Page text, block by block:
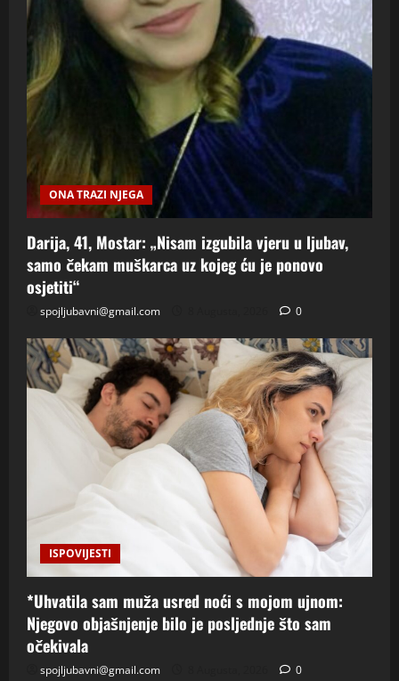
ONA TRAZI NJEGA
Darija, 41, Mostar: „Nisam izgubila vjeru u ljubav,
samo čekam muškarca uz kojeg ću je ponovo
osjetiti“
spojljubavni@gmail.com 0
ISPOVIJESTI
*Uhvatila sam muža usred noći s mojom ujnom:
Njegovo objašnjenje bilo je posljednje što sam
očekivala
spojljubavni@gmail.com 0